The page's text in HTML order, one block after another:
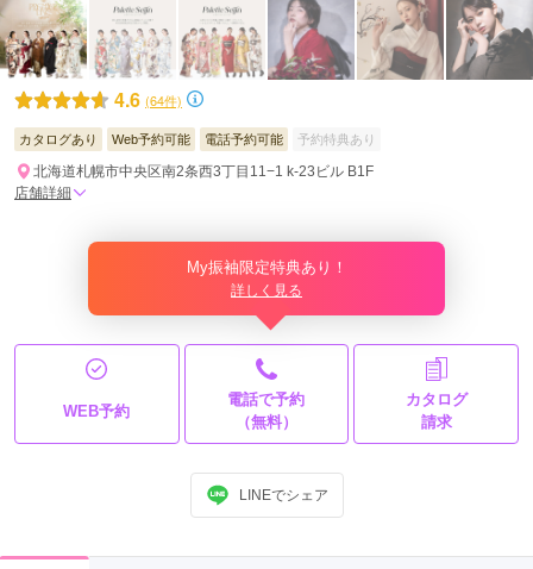
4.6 (64件)
カタログあり Web予約可能 電話予約可能 予約特典あり
北海道札幌市中央区南2条西3丁目11−1 k-23ビル B1F
店舗詳細
My振袖限定特典あり！
詳しく見る
WEB予約
電話で予約
（無料）
カタログ
請求
LINEでシェア